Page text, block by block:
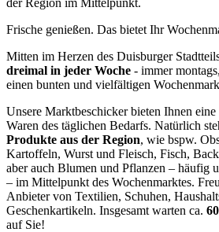
Frische genießen. Das bietet Ihr
Mitten im Herzen des Duisburger
dreimal in jeder Woche - immer
einen bunten und vielfältigen
Unsere Marktbeschicker bieten Ihnen eine
Waren des täglichen Bedarfs. Natürlich
Produkte aus der Region, wie bspw.
Kartoffeln, Wurst und Fleisch, Fisch,
aber auch Blumen und Pflanzen – häufig
– im Mittelpunkt des Wochenmarktes.
Anbieter von Textilien, Schuhen,
Geschenkartikeln. Insgesamt warten ca.
auf Sie!